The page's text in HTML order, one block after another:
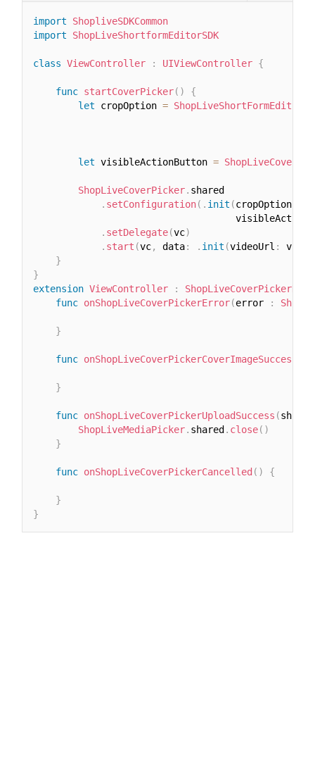
import
ShopliveSDKCommon
import
ShopLiveShortformEditorSDK
class ViewController : UIViewController {
func startCoverPicker( )
{
let cropOption =
let visibleActionButton =
ShopLiveCoverPicker. shared
. setConfiguration( . init (cropOption
. setDelegate(vc)
. start (vc, data: . init (videoUrl :
}
}
extension ViewController :
func onShopLiveCoverPickerError(error :
}
func onShopLiveCoverPickerCoverImageSuccess
}
func onShopLiveCoverPickerUploadSuccess (
ShopLiveMediaPicker. shared . close( )
}
func onShopLiveCoverPickerCancelled ( ) {
}
}